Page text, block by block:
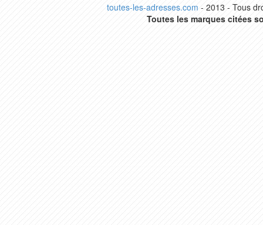
toutes-les-adresses.com - 2013 - Tous
Toutes les marques citées